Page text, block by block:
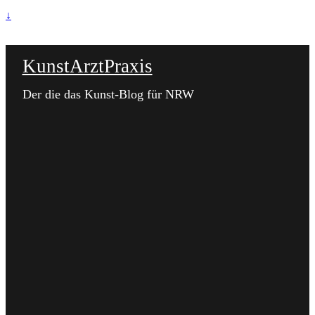
↓
KunstArztPraxis
Der die das Kunst-Blog für NRW